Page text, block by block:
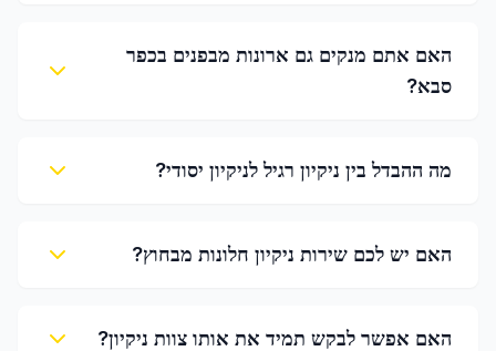
האם אתם מנקים גם ארונות מבפנים בכפר
סבא?
מה ההבדל בין ניקיון רגיל לניקיון יסודי?
האם יש לכם שירות ניקיון חלונות מבחוץ?
האם אפשר לבקש תמיד את אותו צוות ניקיון?